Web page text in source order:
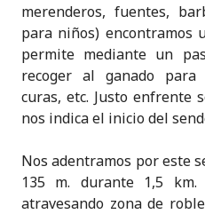
merenderos, fuentes,
para niños) encontramos
permite mediante un
recoger al ganado para
curas, etc. Justo enfrente
nos indica el inicio del
Nos adentramos por este
135 m. durante 1,5
atravesando zona de